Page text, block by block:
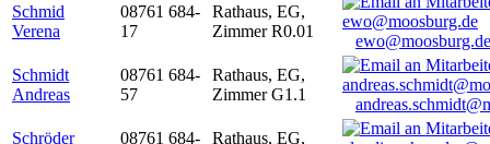
Schmid
Verena
08761 684-
17
Rathaus, EG,
Zimmer R0.01
ewo@moosburg.de
Schmidt
Andreas
08761 684-
57
Rathaus, EG,
Zimmer G1.1
Schröder
08761 684-
Rathaus, EG,